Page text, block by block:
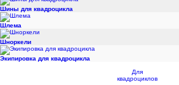
Шины для квадроцикла
Шлема
Шноркели
Экипировка для квадроцикла
Для
квадроциклов